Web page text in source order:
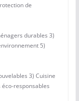
de
durables 3)
5)
3) Cuisine
responsables